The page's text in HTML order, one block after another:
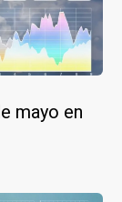
mayo en